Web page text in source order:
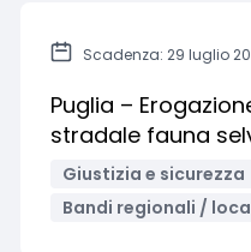
Scadenza: 29 luglio
Puglia –
stradale fauna
Giustizia e sicurezza
Bandi regionali /